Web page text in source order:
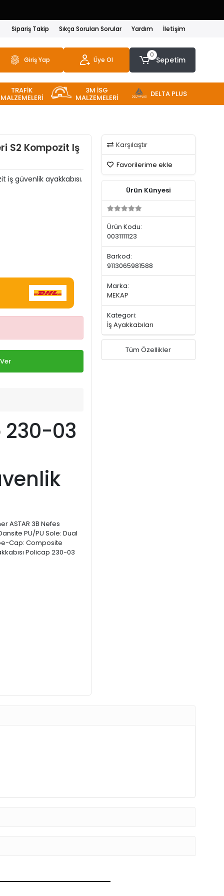
Sipariş Takip Sıkça Sorulan Sorular Yardım İletişim
Giriş Yap Üye Ol
0
Sepetim
TRAFİK
MALZEMELERİ
3M İSG
MALZEMELERİ DELTA PLUS
S2 Kompozit Iş
iş güvenlik ayakkabısı.
03
ASTAR 3B Nefes
PU/PU Sole: Dual
Cap: Composite
Policap 230-03
Karşılaştır
Favorilerime ekle
Ürün Künyesi
Ürün Kodu:
0031111123
Barkod:
9113065981588
Marka:
MEKAP
Kategori:
İş Ayakkabıları
Tüm Özellikler